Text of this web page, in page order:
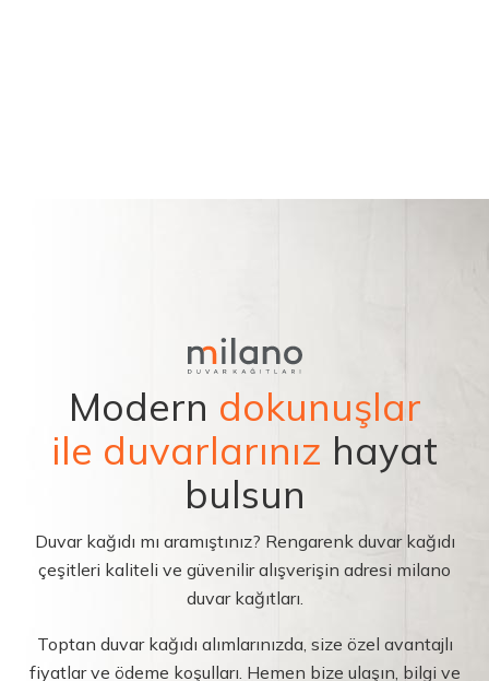
Modern dokunuşlar
ile duvarlarınız hayat
bulsun
Duvar kağıdı mı aramıştınız? Rengarenk duvar kağıdı
çeşitleri kaliteli ve güvenilir alışverişin adresi milano
duvar kağıtları.
Toptan duvar kağıdı alımlarınızda, size özel avantajlı
fiyatlar ve ödeme koşulları. Hemen bize ulaşın, bilgi ve